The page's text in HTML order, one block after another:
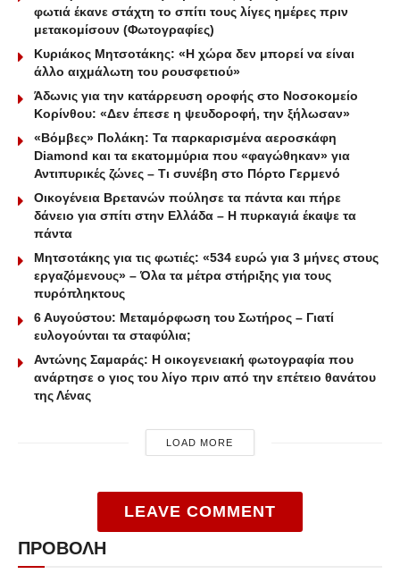
φωτιά έκανε στάχτη το σπίτι τους λίγες ημέρες πριν
μετακομίσουν (Φωτογραφίες)
Κυριάκος Μητσοτάκης: «Η χώρα δεν μπορεί να είναι
άλλο αιχμάλωτη του ρουσφετιού»
Άδωνις για την κατάρρευση οροφής στο Νοσοκομείο
Κορίνθου: «Δεν έπεσε η ψευδοροφή, την ξήλωσαν»
«Βόμβες» Πολάκη: Τα παρκαρισμένα αεροσκάφη
Diamond και τα εκατομμύρια που «φαγώθηκαν» για
Αντιπυρικές ζώνες – Τι συνέβη στο Πόρτο Γερμενό
Οικογένεια Βρετανών πούλησε τα πάντα και πήρε
δάνειο για σπίτι στην Ελλάδα – Η πυρκαγιά έκαψε τα
πάντα
Μητσοτάκης για τις φωτιές: «534 ευρώ για 3 μήνες στους
εργαζόμενους» – Όλα τα μέτρα στήριξης για τους
πυρόπληκτους
6 Αυγούστου: Μεταμόρφωση του Σωτήρος – Γιατί
ευλογούνται τα σταφύλια;
Αντώνης Σαμαράς: Η οικογενειακή φωτογραφία που
ανάρτησε ο γιος του λίγο πριν από την επέτειο θανάτου
της Λένας
LOAD MORE
LEAVE COMMENT
ΠΡΟΒΟΛΗ